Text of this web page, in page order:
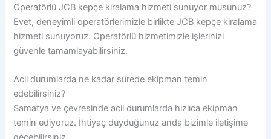
Operatörlü JCB kepçe kiralama hizmeti sunuyor musunuz?
Evet, deneyimli operatörlerimizle birlikte JCB kepçe kiralama
hizmeti sunuyoruz. Operatörlü hizmetimizle işlerinizi
güvenle tamamlayabilirsiniz.
Acil durumlarda ne kadar sürede ekipman temin
edebilirsiniz?
Samatya ve çevresinde acil durumlarda hızlıca ekipman
temin ediyoruz. İhtiyaç duyduğunuz anda bizimle iletişime